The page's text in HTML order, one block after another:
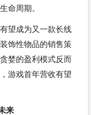
命周期。
望成为又一款长线
饰性物品的销售策
婪的盈利模式反而
游戏首年营收有望
来